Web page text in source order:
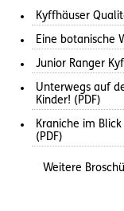
Kyffhäuser
Eine botanische
Junior Ranger
Unterwegs auf
Kinder! (PDF)
Kraniche im
(PDF)
Weitere